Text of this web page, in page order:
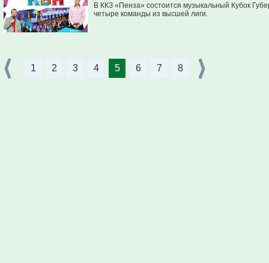
В ККЗ «Пенза» состоится музыкальный Кубок
четыре команды из высшей лиги.
1 2 3 4 5 6 7 8